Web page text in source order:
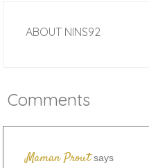
ABOUT NINS92
Comments
Maman Prout says